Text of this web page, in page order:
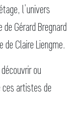
étage, l’univers
Gérard Bregnard
Claire Liengme.
ou
artistes de